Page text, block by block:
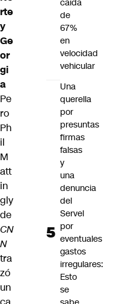
rte
y
Ge
or
gi
a
Pe
ro
Ph
il
M
att
in
gly
de
CN
N
tra
zó
un
caída
de
67%
en
velocidad
vehicular
Una
querella
por
presuntas
firmas
falsas
y
una
denuncia
del
Servel
por
eventuales
gastos
irregulares:
Esto
se